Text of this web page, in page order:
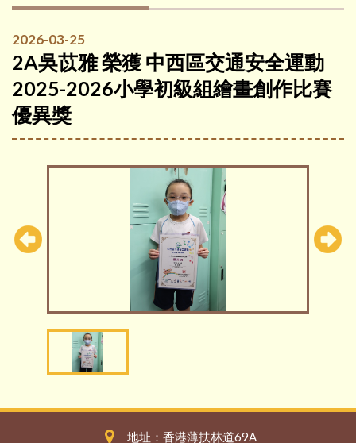
2026-03-25
2A吳苡雅 榮獲 中西區交通安全運動
2025-2026小學初級組繪畫創作比賽
優異獎
地址：香港薄扶林道69A